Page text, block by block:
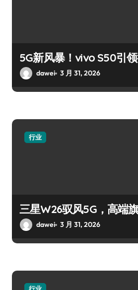
5G新风暴！vivo S50引
dawei 3 月 31, 2026
行业
三星W26驭风5G，高端
dawei 3 月 31, 2026